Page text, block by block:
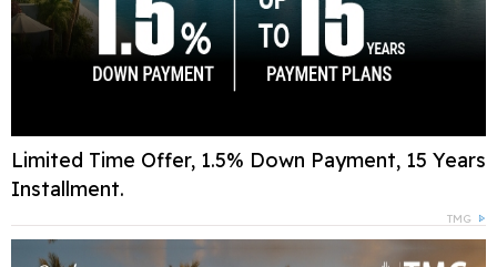
Limited Time Offer, 1.5% Down Payment, 15 Years
Installment.
TMG